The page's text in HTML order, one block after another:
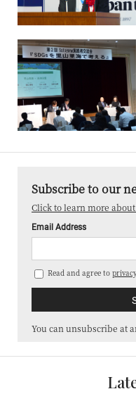
Subscribe to our
Click to learn more
Email Address
Read and agree to
You can unsubscribe at